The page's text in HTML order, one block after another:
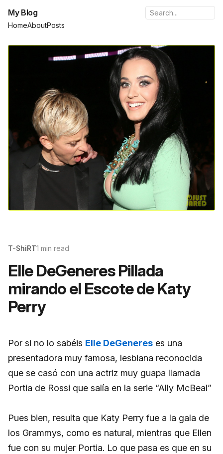
My Blog
HomeAboutPosts
T-ShiRT1 min read
Elle DeGeneres Pillada
mirando el Escote de Katy
Perry
Por si no lo sabéis Elle DeGeneres es una
presentadora muy famosa, lesbiana reconocida
que se casó con una actriz muy guapa llamada
Portia de Rossi que salía en la serie “Ally McBeal”
Pues bien, resulta que Katy Perry fue a la gala de
los Grammys, como es natural, mientras que Ellen
fue con su mujer Portia. Lo que pasa es que en su